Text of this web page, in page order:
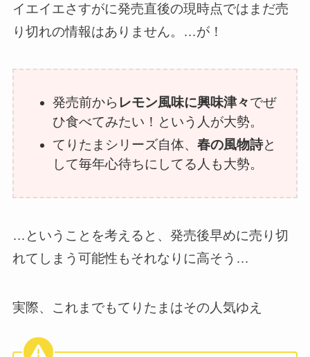
イエイエさすがに発売直後の現時点ではまだ売
り切れの情報はありません。…が！
発売前から レモン風味に興味津々でぜ
ひ食べてみたい！という人が大勢。
てりたまシリーズ自体、春の風物詩と
して毎年心待ちにしてる人も大勢。
…ということを考えると、発売後早めに売り切
れてしまう可能性もそれなりに高そう…
実際、これまでもてりたまはその人気ゆえ